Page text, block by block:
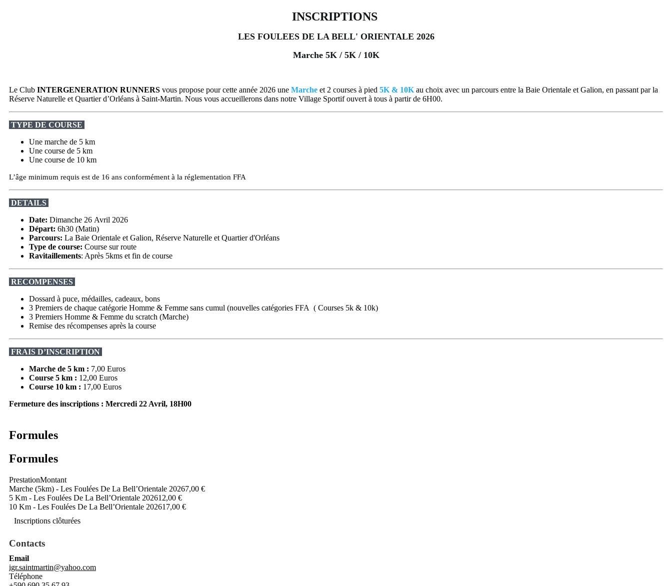
INSCRIPTIONS
LES FOULEES DE LA BELL' ORIENTALE 2026
Marche 5K / 5K / 10K
Le Club INTERGENERATION RUNNERS vous propose pour cette année 2026 une Marche et 2 courses à pied 5K & 10K au choix avec un parcours entre la Baie Orientale et Galion, en passant par la
Réserve Naturelle et Quartier d’Orléans à Saint-Martin. Nous vous accueillerons dans notre Village Sportif ouvert à tous à partir de 6H00.
TYPE DE COURSE
Une marche de 5 km
Une course de 5 km
Une course de 10 km
L’âge minimum requis est de 16 ans conformément à la réglementation FFA
DETAILS
Date: Dimanche 26 Avril 2026
Départ: 6h30 (Matin)
Parcours: La Baie Orientale et Galion, Réserve Naturelle et Quartier d'Orléans
Type de course: Course sur route
Ravitaillements: Après 5kms et fin de course
RECOMPENSES
Dossard à puce, médailles, cadeaux, bons
3 Premiers de chaque catégorie Homme & Femme sans cumul (nouvelles catégories FFA ( Courses 5k & 10k)
3 Premiers Homme & Femme du scratch (Marche)
Remise des récompenses après la course
FRAIS D’INSCRIPTION
Marche de 5 km : 7,00 Euros
Course 5 km : 12,00 Euros
Course 10 km : 17,00 Euros
Fermeture des inscriptions : Mercredi 22 Avril, 18H00
Formules
Formules
PrestationMontant
Marche (5km) - Les Foulées De La Bell’Orientale 20267,00 €
5 Km - Les Foulées De La Bell’Orientale 202612,00 €
10 Km - Les Foulées De La Bell’Orientale 202617,00 €
Inscriptions clôturées
Contacts
Email
igr.saintmartin@yahoo.com
Téléphone